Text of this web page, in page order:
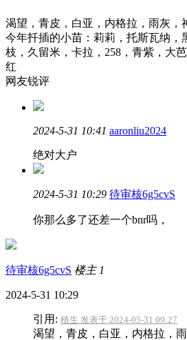
渴望，青皮，白亚，内格拉，雨灰
今年扦插的小苗：莉莉，托斯瓦纳，
枝，久留米，卡拉，258，青紫，大
红
网友锐评
2024-5-31 10:41 aaronliu2024
绝对大户
2024-5-31 10:29 待审核6g5cvS
你那么多了还差一个bnr吗，
待审核6g5cvS 楼主 1
2024-5-31 10:29
引用: 植生 发表于 2024-05-31 09:27
渴望，青皮，白亚，内格拉，